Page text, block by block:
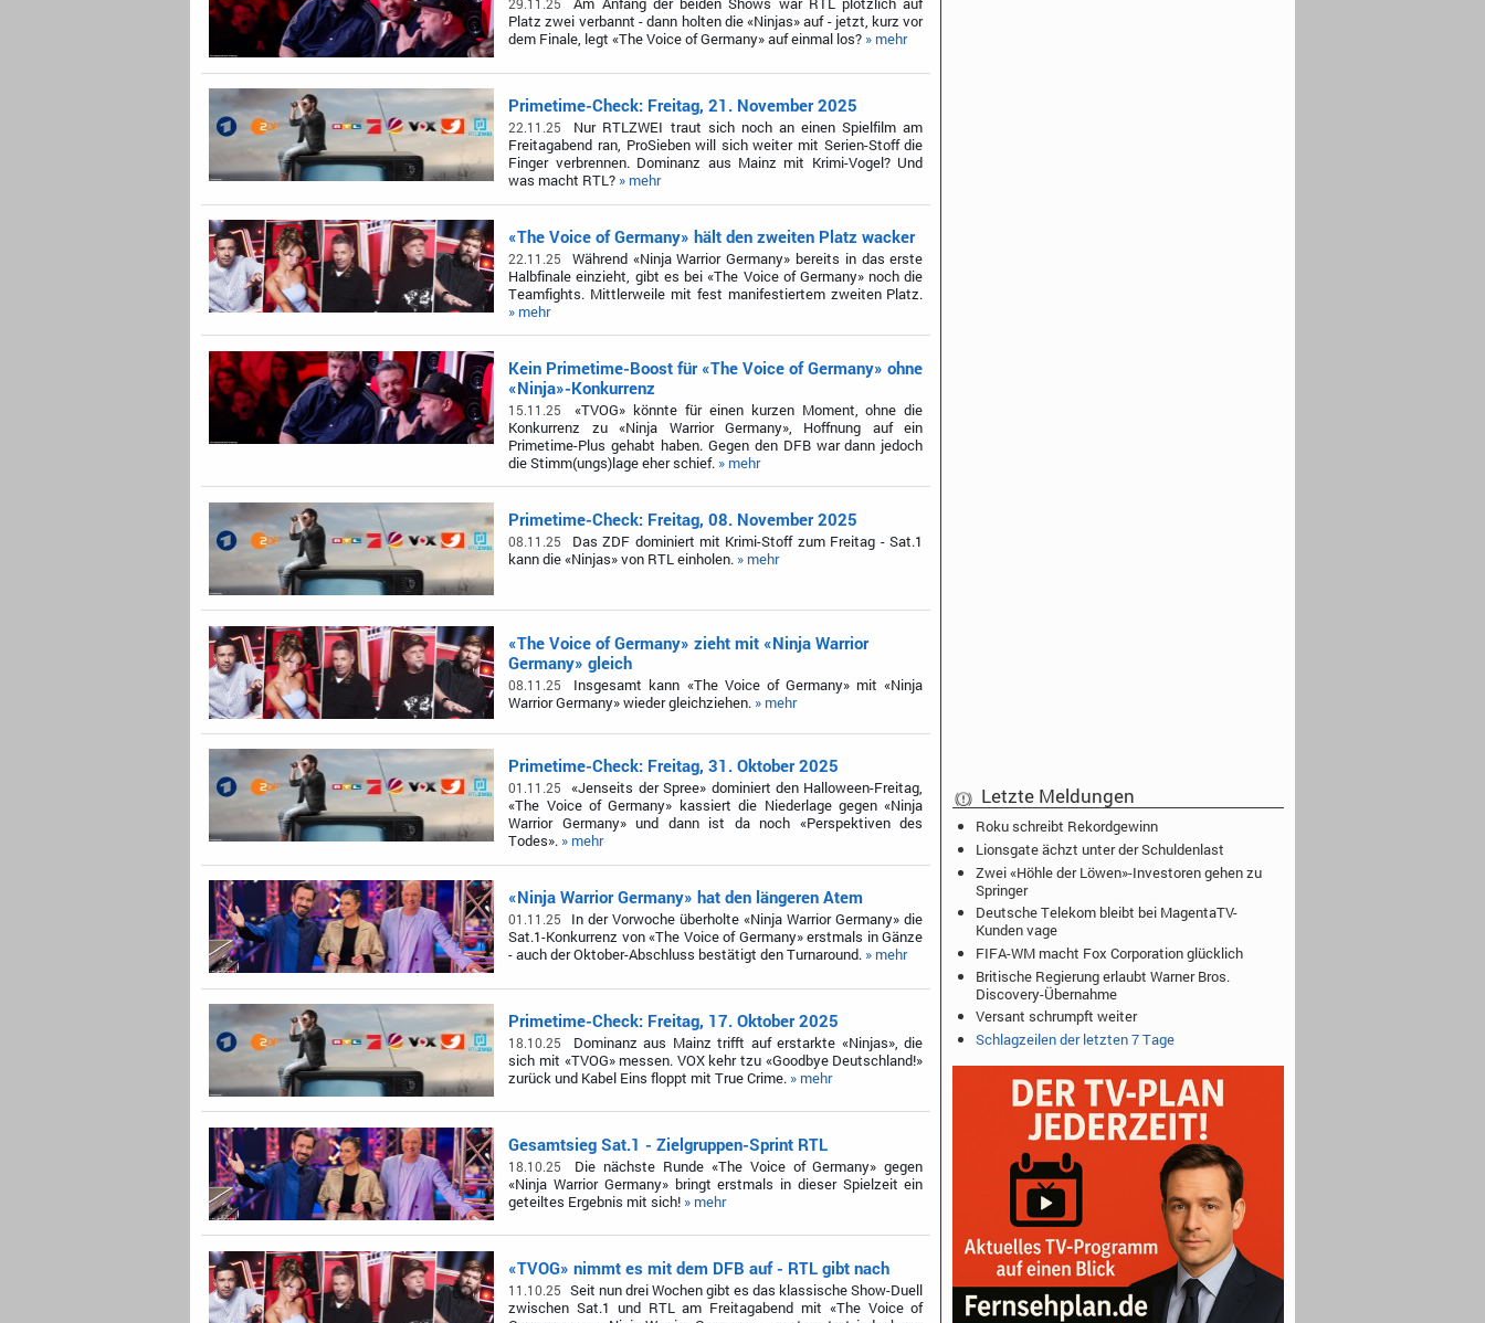
29.11.25
Platz zwei verbannt - dann holten die «Ninjas» auf - jetzt, kurz vor
dem Finale, legt «The Voice of Germany» auf einmal los? » mehr
Primetime-Check: Freitag, 21. November 2025
22.11.25
Nur RTLZWEI traut sich noch an einen Spielfilm am
Freitagabend ran, ProSieben will sich weiter mit Serien-Stoff die
Finger verbrennen. Dominanz aus Mainz mit Krimi-Vogel? Und
was macht RTL? » mehr
«The Voice of Germany» hält den zweiten Platz wacker
22.11.25
Während «Ninja Warrior Germany» bereits in das erste
Halbfinale einzieht, gibt es bei «The Voice of Germany» noch die
Teamfights. Mittlerweile mit fest manifestiertem zweiten Platz.
» mehr
Kein Primetime-Boost für «The Voice of Germany» ohne
«Ninja»-Konkurrenz
15.11.25
«TVOG» könnte für einen kurzen Moment, ohne die
Konkurrenz zu «Ninja Warrior Germany», Hoffnung auf ein
Primetime-Plus gehabt haben. Gegen den DFB war dann jedoch
die Stimm(ungs)lage eher schief. » mehr
Primetime-Check: Freitag, 08. November 2025
08.11.25
Das ZDF dominiert mit Krimi-Stoff zum Freitag - Sat.1
kann die «Ninjas» von RTL einholen. » mehr
«The Voice of Germany» zieht mit «Ninja Warrior
Germany» gleich
08.11.25
Insgesamt kann «The Voice of Germany» mit «Ninja
Warrior Germany» wieder gleichziehen. » mehr
Primetime-Check: Freitag, 31. Oktober 2025
01.11.25
«Jenseits der Spree» dominiert den Halloween-Freitag,
«The Voice of Germany» kassiert die Niederlage gegen «Ninja
Warrior Germany» und dann ist da noch «Perspektiven des
Todes». » mehr
«Ninja Warrior Germany» hat den längeren Atem
01.11.25
In der Vorwoche überholte «Ninja Warrior Germany» die
Sat.1-Konkurrenz von «The Voice of Germany» erstmals in Gänze
- auch der Oktober-Abschluss bestätigt den Turnaround. » mehr
Primetime-Check: Freitag, 17. Oktober 2025
18.10.25
Dominanz aus Mainz trifft auf erstarkte «Ninjas», die
sich mit «TVOG» messen. VOX kehr tzu «Goodbye Deutschland!»
zurück und Kabel Eins floppt mit True Crime. » mehr
Gesamtsieg Sat.1 - Zielgruppen-Sprint RTL
18.10.25
Die nächste Runde «The Voice of Germany» gegen
«Ninja Warrior Germany» bringt erstmals in dieser Spielzeit ein
geteiltes Ergebnis mit sich! » mehr
«TVOG» nimmt es mit dem DFB auf - RTL gibt nach
11.10.25 Seit nun drei Wochen gibt es das klassische Show-Duell
zwischen Sat.1 und RTL am Freitagabend mit «The Voice of
Letzte Meldungen
Roku schreibt Rekordgewinn
Lionsgate ächzt unter der Schuldenlast
Zwei «Höhle der Löwen»-Investoren gehen zu
Springer
Deutsche Telekom bleibt bei MagentaTV-
Kunden vage
FIFA-WM macht Fox Corporation glücklich
Britische Regierung erlaubt Warner Bros.
Discovery-Übernahme
Versant schrumpft weiter
Schlagzeilen der letzten 7 Tage